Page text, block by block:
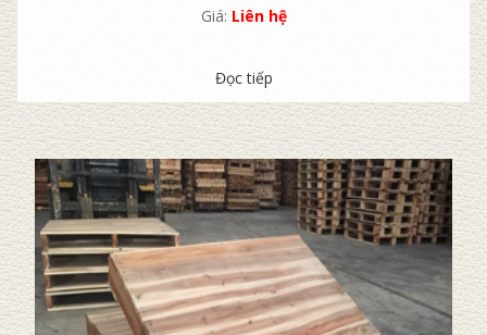
Giá: Liên hệ
Đọc tiếp